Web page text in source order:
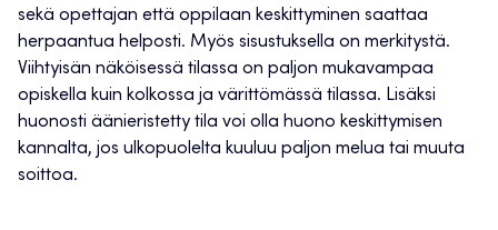
sekä opettajan että oppilaan keskittyminen saattaa
herpaantua helposti. Myös sisustuksella on merkitystä.
Viihtyisän näköisessä tilassa on paljon mukavampaa
opiskella kuin kolkossa ja värittömässä tilassa. Lisäksi
huonosti äänieristetty tila voi olla huono keskittymisen
kannalta, jos ulkopuolelta kuuluu paljon melua tai muuta
soittoa.